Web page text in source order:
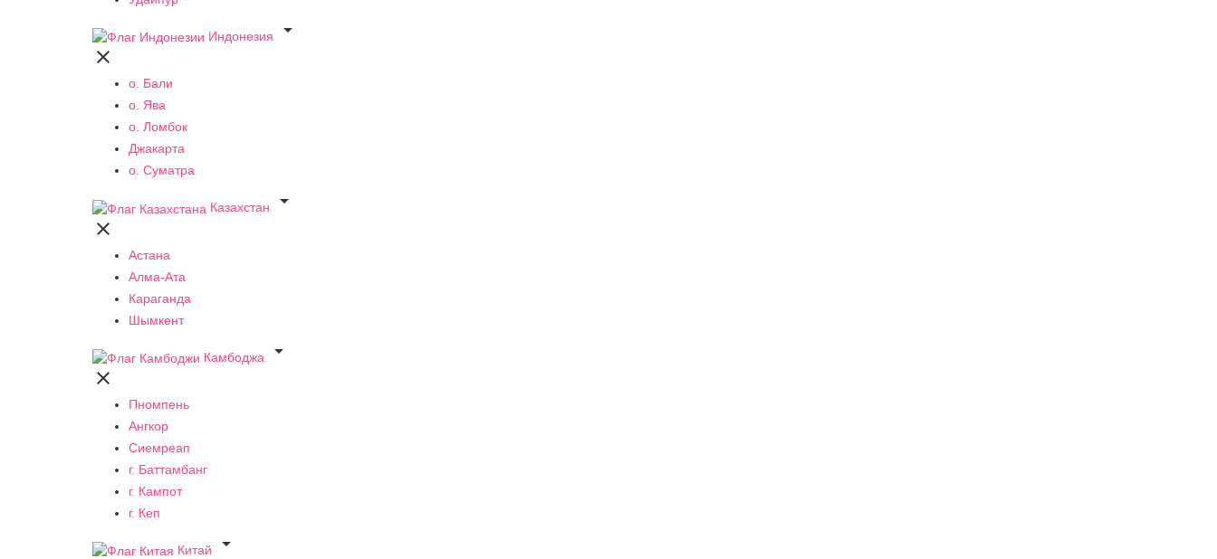
Индонезия


о. Бали
о. Ява
о. Ломбок
Джакарта
о. Суматра
Казахстан


Астана
Алма-Ата
Караганда
Шымкент
Камбоджа


Пномпень
Ангкор
Сиемреап
г. Баттамбанг
г. Кампот
г. Кеп
Китай
